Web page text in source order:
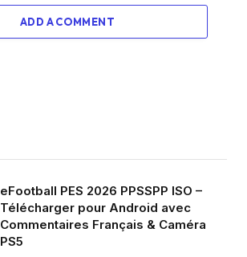
ADD A COMMENT
eFootball PES 2026 PPSSPP ISO –
Télécharger pour Android avec
Commentaires Français & Caméra
PS5